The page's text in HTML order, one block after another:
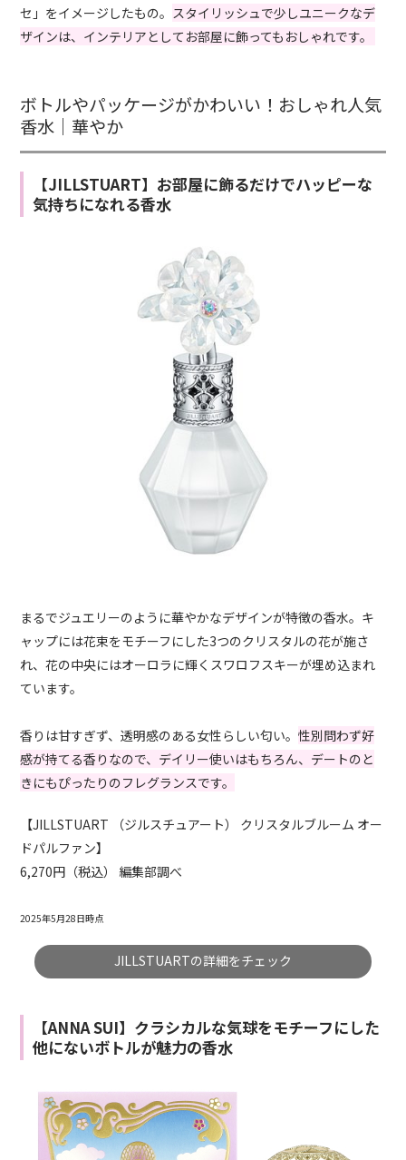
セ」をイメージしたもの。 スタイリッシュで少しユニークなデ
ザインは、インテリアとしてお部屋に飾ってもおしゃれです。
ボトルやパッケージがかわいい！おしゃれ人気
香水｜華やか
【JILLSTUART】お部屋に飾るだけでハッピーな
気持ちになれる香水
まるでジュエリーのように華やかなデザインが特徴の香水。キ
ャップには花束をモチーフにした3つのクリスタルの花が施さ
れ、花の中央にはオーロラに輝くスワロフスキーが埋め込まれ
ています。
香りは甘すぎず、透明感のある女性らしい匂い。性別問わず好
感が持てる香りなので、デイリー使いはもちろん、デートのと
きにもぴったりのフレグランスです。
【JILLSTUART （ジルスチュアート） クリスタルブルーム オー
ドパルファン】
6,270円（税込） 編集部調べ
2025年5月28日時点
JILLSTUARTの詳細をチェック
【ANNA SUI】クラシカルな気球をモチーフにした
他にないボトルが魅力の香水